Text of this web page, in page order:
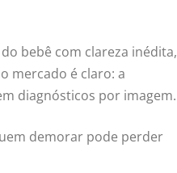
bebê com clareza inédita,
mercado é claro: a
diagnósticos por imagem.
demorar pode perder